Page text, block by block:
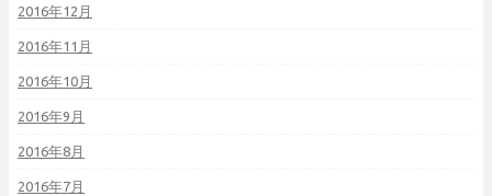
2016年12月
2016年11月
2016年10月
2016年9月
2016年8月
2016年7月